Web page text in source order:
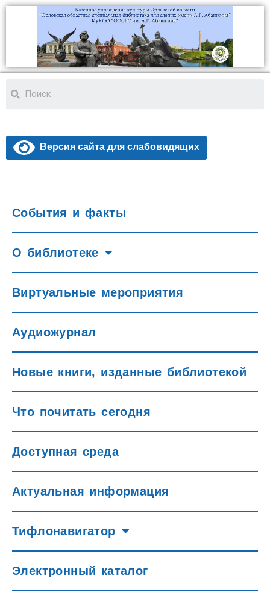
Версия сайта для слабовидящих
События и факты
О библиотеке
Виртуальные мероприятия
Аудиожурнал
Новые книги, изданные библиотекой
Что почитать сегодня
Доступная среда
Актуальная информация
Тифлонавигатор
Электронный каталог